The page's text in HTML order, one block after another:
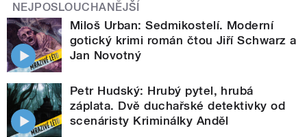
NEJPOSLOUCHANĚJŠÍ
Miloš Urban: Sedmikostelí. Moderní
gotický krimi román čtou Jiří Schwarz a
Jan Novotný
Petr Hudský: Hrubý pytel, hrubá
záplata. Dvě duchařské detektivky od
scenáristy Kriminálky Anděl